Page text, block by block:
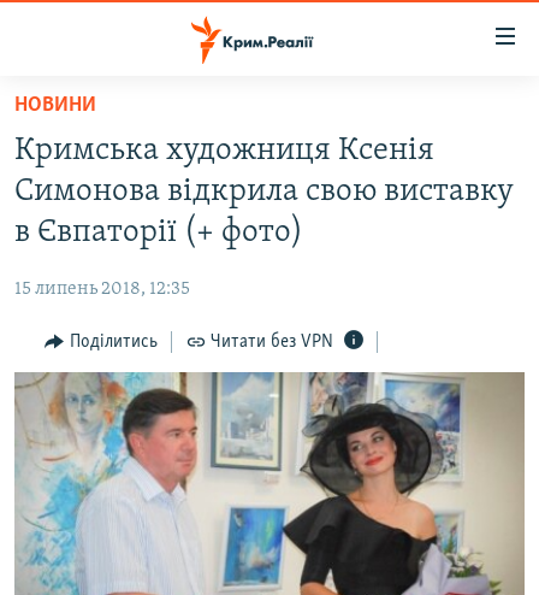
Перейти
основного
матеріалу
Перейти
до
основної
Перейти
до
пошуку
ВОДА.КРИМ
ВІДЕО ТА ФОТО
БЛОГИ
ПОГЛЯД
ІНТЕРВ'Ю
ВСЕ ЗА ДЕНЬ
СПЕЦПРОЕКТИ
ДЕПОРТАЦІЯ
ВІДЕОУРОКИ «ELIFBE»
ЯК ОБІЙТИ БЛОКУВАННЯ
Русский
НОВИНИ
Кримська художниця Ксенія
Симонова відкрила свою виставку
в Євпаторії (+ фото)
15 липень 2018, 12:35
Поділитись Читати без VPN